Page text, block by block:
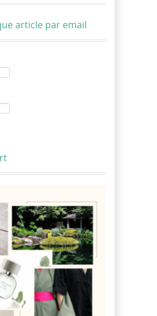
article par email